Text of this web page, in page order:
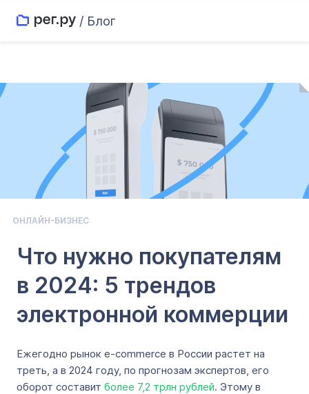
/ Блог
ОНЛАЙН-БИЗНЕС
Что нужно покупателям
в 2024: 5 трендов
электронной коммерции
Ежегодно рынок e-commerce в России растет на
треть, а в 2024 году, по прогнозам экспертов, его
оборот составит более 7,2 трлн рублей. Этому в